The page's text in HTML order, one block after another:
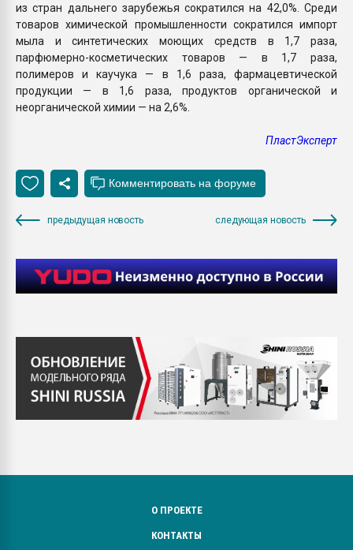
из стран дальнего зарубежья сократился на 42,0%. Среди
товаров химической промышленности сократился импорт
мыла и синтетических моющих средств в 1,7 раза,
парфюмерно-косметических товаров — в 1,7 раза,
полимеров и каучука — в 1,6 раза, фармацевтической
продукции — в 1,6 раза, продуктов органической и
неорганической химии — на 2,6%.
ПластЭксперт
предыдущая новость следующая новость
О ПРОЕКТЕ
КОНТАКТЫ